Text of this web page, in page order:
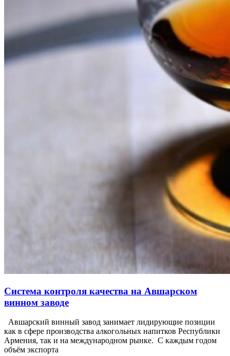
Система контроля качества на Авшарском
винном заводе
Авшарский винный завод занимает лидирующие позиции
как в сфере производства алкогольных напитков Республики
Армения, так и на международном рынке. С каждым годом
объём экспорта